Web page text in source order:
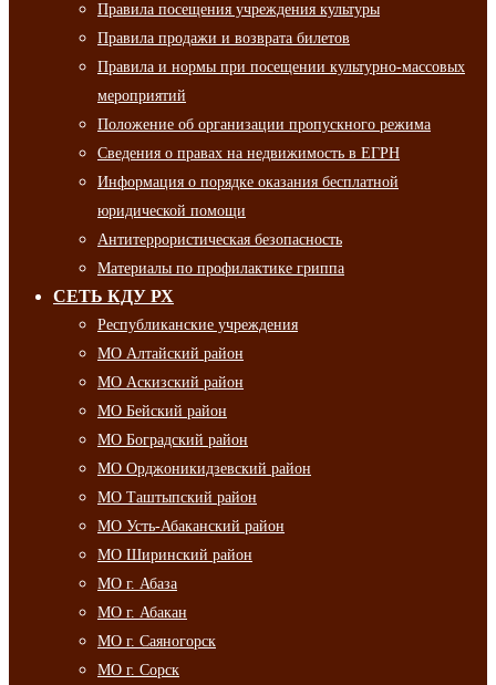
Правила посещения учреждения культуры
Правила продажи и возврата билетов
Правила и нормы при посещении культурно-массовых
мероприятий
Положение об организации пропускного режима
Сведения о правах на недвижимость в ЕГРН
Информация о порядке оказания бесплатной
юридической помощи
Антитеррористическая безопасность
Материалы по профилактике гриппа
СЕТЬ КДУ РХ
Республиканские учреждения
МО Алтайский район
МО Аскизский район
МО Бейский район
МО Боградский район
МО Орджоникидзевский район
МО Таштыпский район
МО Усть-Абаканский район
МО Ширинский район
МО г. Абаза
МО г. Абакан
МО г. Саяногорск
МО г. Сорск